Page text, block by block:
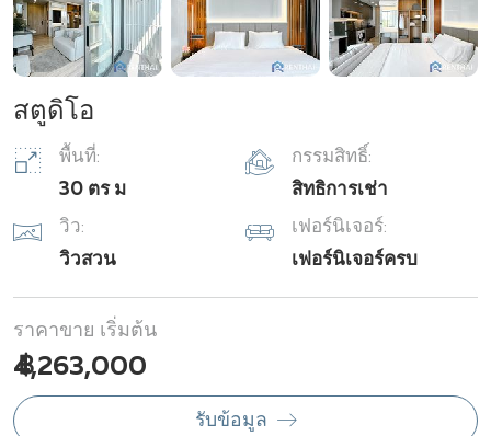
สตูดิโอ
พื้นที่:
30 ตร ม
กรรมสิทธิ์:
สิทธิการเช่า
วิว:
วิวสวน
เฟอร์นิเจอร์:
เฟอร์นิเจอร์ครบ
ราคาขาย เริ่มต้น
฿ 4,263,000
รับข้อมูล